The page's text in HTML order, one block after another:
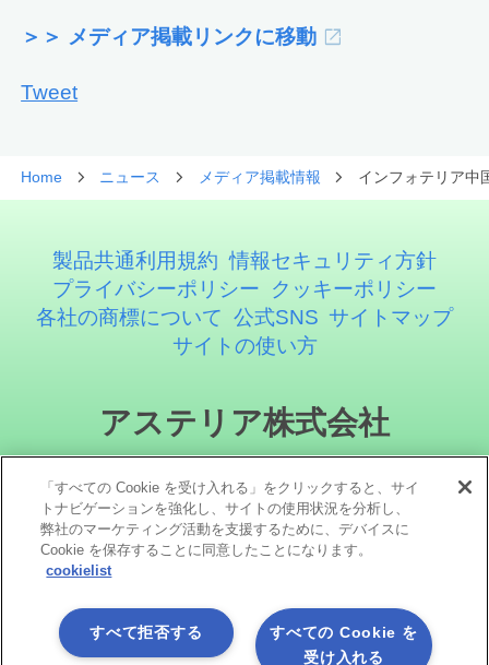
＞＞ メディア掲載リンクに移動
Tweet
Home ニュース メディア掲載情報 インフォテリア
製品共通利用規約 情報セキュリティ方針
プライバシーポリシー
クッキーポリシー
各社の商標について 公式SNS サイトマップ
サイトの使い方
アステリア株式会社
ソーシャルメディア
「すべての Cookie を受け入れる」をクリックすると、サイ
トナビゲーションを強化し、サイトの使用状況を分析し、
弊社のマーケティング活動を支援するために、デバイスに
Cookie を保存することに同意したことになります。
cookielist
すべての Cookie を
受け入れる
すべて拒否する